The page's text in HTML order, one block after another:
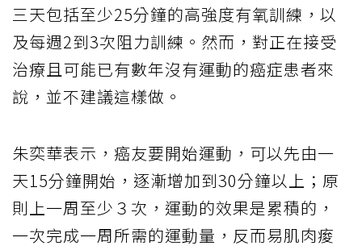
三天包括至少25分鐘的高強度有氧訓練，以
及每週2到3次阻力訓練。然而，對正在接受
治療且可能已有數年沒有運動的癌症患者來
說，並不建議這樣做。
朱奕華表示，癌友要開始運動，可以先由一
天15分鐘開始，逐漸增加到30分鐘以上；原
則上一周至少３次，運動的效果是累積的，
一次完成一周所需的運動量，反而易肌肉痠